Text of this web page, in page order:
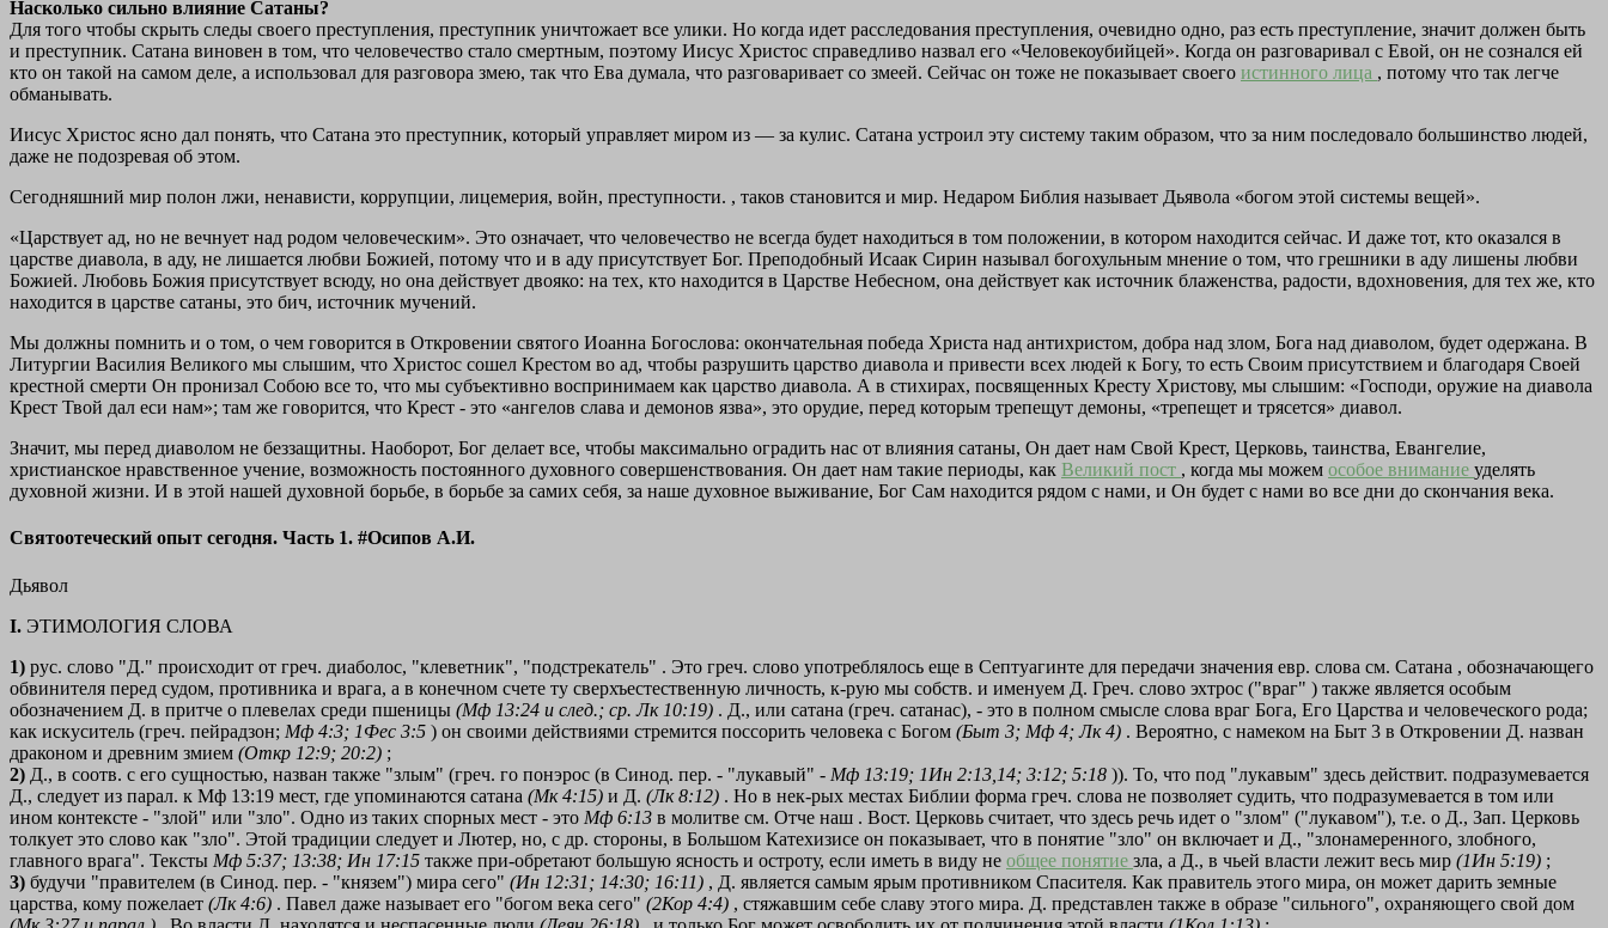
Насколько сильно влияние Сатаны?
Для того чтобы скрыть следы своего преступления, преступник уничтожает все улики. Но когда идет расследования преступления, очевидно одно, раз есть преступление, значит должен быть
и преступник. Сатана виновен в том, что человечество стало смертным, поэтому Иисус Христос справедливо назвал его «Человекоубийцей». Когда он разговаривал с Евой, он не сознался ей
кто он такой на самом деле, а использовал для разговора змею, так что Ева думала, что разговаривает со змеей. Сейчас он тоже не показывает своего истинного лица , потому что так легче
обманывать.
Иисус Христос ясно дал понять, что Сатана это преступник, который управляет миром из — за кулис. Сатана устроил эту систему таким образом, что за ним последовало большинство людей,
даже не подозревая об этом.
Сегодняшний мир полон лжи, ненависти, коррупции, лицемерия, войн, преступности. , таков становится и мир. Недаром Библия называет Дьявола «богом этой системы вещей».
«Царствует ад, но не вечнует над родом человеческим». Это означает, что человечество не всегда будет находиться в том положении, в котором находится сейчас. И даже тот, кто оказался в
царстве диавола, в аду, не лишается любви Божией, потому что и в аду присутствует Бог. Преподобный Исаак Сирин называл богохульным мнение о том, что грешники в аду лишены любви
Божией. Любовь Божия присутствует всюду, но она действует двояко: на тех, кто находится в Царстве Небесном, она действует как источник блаженства, радости, вдохновения, для тех же, кто
находится в царстве сатаны, это бич, источник мучений.
Мы должны помнить и о том, о чем говорится в Откровении святого Иоанна Богослова: окончательная победа Христа над антихристом, добра над злом, Бога над диаволом, будет одержана. В
Литургии Василия Великого мы слышим, что Христос сошел Крестом во ад, чтобы разрушить царство диавола и привести всех людей к Богу, то есть Своим присутствием и благодаря Своей
крестной смерти Он пронизал Собою все то, что мы субъективно воспринимаем как царство диавола. А в стихирах, посвященных Кресту Христову, мы слышим: «Господи, оружие на диавола
Крест Твой дал еси нам»; там же говорится, что Крест - это «ангелов слава и демонов язва», это орудие, перед которым трепещут демоны, «трепещет и трясется» диавол.
Значит, мы перед диаволом не беззащитны. Наоборот, Бог делает все, чтобы максимально оградить нас от влияния сатаны, Он дает нам Свой Крест, Церковь, таинства, Евангелие,
христианское нравственное учение, возможность постоянного духовного совершенствования. Он дает нам такие периоды, как Великий пост , когда мы можем особое внимание уделять
духовной жизни. И в этой нашей духовной борьбе, в борьбе за самих себя, за наше духовное выживание, Бог Сам находится рядом с нами, и Он будет с нами во все дни до скончания века.
Святоотеческий опыт сегодня. Часть 1. #Осипов А.И.
Дьявол
I. ЭТИМОЛОГИЯ СЛОВА
1) рус. слово "Д." происходит от греч. диаболос, "клеветник", "подстрекатель" . Это греч. слово употреблялось еще в Септуагинте для передачи значения евр. слова см. Сатана , обозначающего
обвинителя перед судом, противника и врага, а в конечном счете ту сверхъестественную личность, к-рую мы собств. и именуем Д. Греч. слово эхтрос ("враг" ) также является особым
обозначением Д. в притче о плевелах среди пшеницы (Мф 13:24 и след.; ср. Лк 10:19) . Д., или сатана (греч. сатанас), - это в полном смысле слова враг Бога, Его Царства и человеческого рода;
как искуситель (греч. пейрадзон; Мф 4:3; 1Фес 3:5 ) он своими действиями стремится поссорить человека с Богом (Быт 3; Мф 4; Лк 4) . Вероятно, с намеком на Быт 3 в Откровении Д. назван
драконом и древним змием (Откр 12:9; 20:2) ;
2) Д., в соотв. с его сущностью, назван также "злым" (греч. го понэрос (в Синод. пер. - "лукавый" - Мф 13:19; 1Ин 2:13,14; 3:12; 5:18 )). То, что под "лукавым" здесь действит. подразумевается
Д., следует из парал. к Мф 13:19 мест, где упоминаются сатана (Мк 4:15) и Д. (Лк 8:12) . Но в нек-рых местах Библии форма греч. слова не позволяет судить, что подразумевается в том или
ином контексте - "злой" или "зло". Одно из таких спорных мест - это Мф 6:13 в молитве см. Отче наш . Вост. Церковь считает, что здесь речь идет о "злом" ("лукавом"), т.е. о Д., Зап. Церковь
толкует это слово как "зло". Этой традиции следует и Лютер, но, с др. стороны, в Большом Катехизисе он показывает, что в понятие "зло" он включает и Д., "злонамеренного, злобного,
главного врага". Тексты Мф 5:37; 13:38; Ин 17:15 также при-обретают большую ясность и остроту, если иметь в виду не общее понятие зла, а Д., в чьей власти лежит весь мир (1Ин 5:19) ;
3) будучи "правителем (в Синод. пер. - "князем") мира сего" (Ин 12:31; 14:30; 16:11) , Д. является самым ярым противником Спасителя. Как правитель этого мира, он может дарить земные
царства, кому пожелает (Лк 4:6) . Павел даже называет его "богом века сего" (2Кор 4:4) , стяжавшим себе славу этого мира. Д. представлен также в образе "сильного", охраняющего свой дом